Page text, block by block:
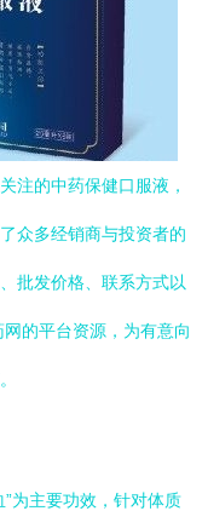
注的中药保健口服液，
众多经销商与投资者的
批发价格、联系方式以
的平台资源，为有意向
为主要功效，针对体质